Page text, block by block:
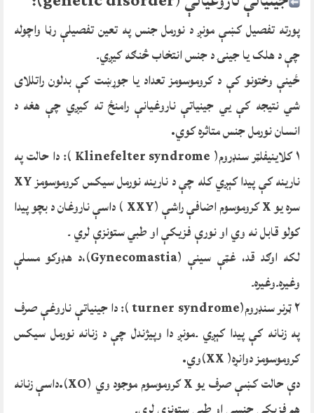
پورته تفصیل کښې مونږ د نورمل جنس په تعین تفصیلې رڼا واچوله
چې د هلک یا جینۍ د جنس انتخاب څنګه کیږي۔
ځینې وختونو کې د کروموسومز تعداد یا جوړښت کې بدلون راتللای
شي نتیجه کې یي جینیاتې ناروغیانې رامنځ ته کیږي چې هغه د
انسان نورمل جنس متاثره کوي.
١ کلاینیفلټر سنډروم( Klinefelter syndrome ): دا حالت په
نارینه کې پیدا کېږي کله چې د نارینه نورمل سیکس کروموسومز XY
سره یو X کروموسوم اضافې راشې (XXY ) داسې ناروغان د بچو پیدا
کولو قابل نه وي او نورې فزیکې او طبي ستونزې لري ۔
لکه اوګد قد، غټې سینې (Gynecomastia)،د هډوکو مسلې
وغیره۔وغیره۔
٢ ټرنر سنډروم(turner syndrome ): دا جینیاتې ناروغې صرف
په زنانه کې پیدا کېږي ۔مونږ دا وپیژندل چې د زنانه نورمل سیکس
کروموسومز دوانړه( XX)وي.
دې حالت کښې صرف یو X کروموسوم موجود وي (XO).داسې زنانه